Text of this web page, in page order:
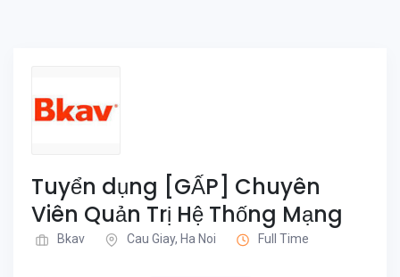
Tuyển dụng [GẤP] Chuyên
Viên Quản Trị Hệ Thống Mạng
Bkav Cau Giay, Ha Noi Full Time